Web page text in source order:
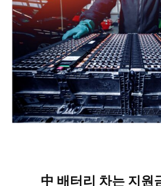
中 배터리 차는 지원